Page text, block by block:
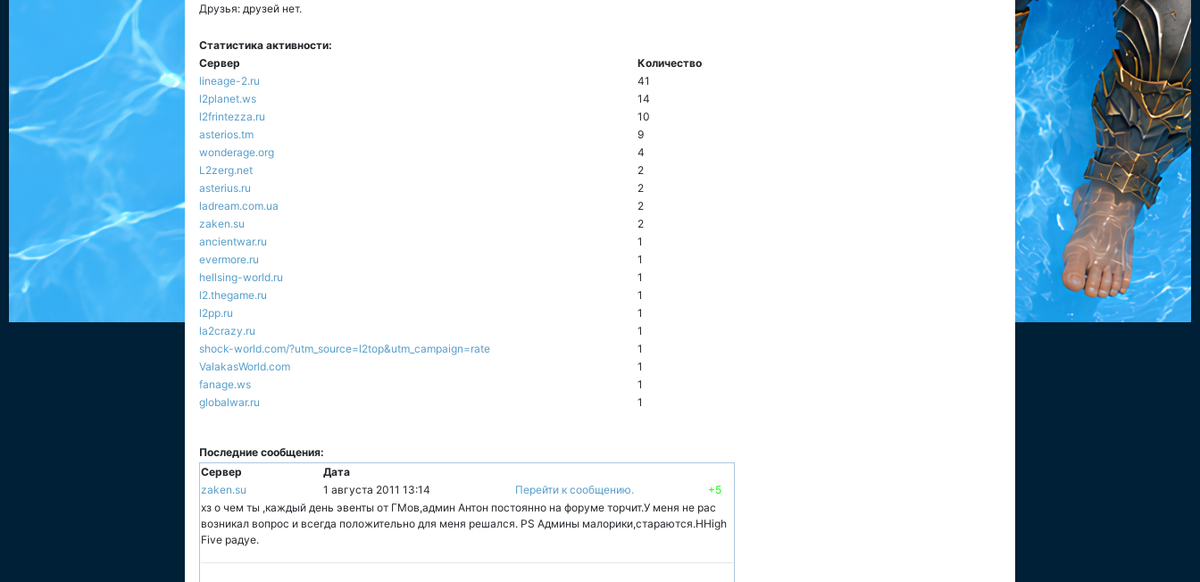
Друзья: друзей нет.
Статистика активности:
Сервер
Количество
lineage-2.ru
41
l2planet.ws
14
l2frintezza.ru
10
asterios.tm
9
wonderage.org
4
L2zerg.net
2
asterius.ru
2
ladream.com.ua
2
zaken.su
2
ancientwar.ru
1
evermore.ru
1
hellsing-world.ru
1
l2.thegame.ru
1
l2pp.ru
1
la2crazy.ru
1
shock-world.com/?utm_source=l2top&utm_campaign=rate
1
ValakasWorld.com
1
fanage.ws
1
globalwar.ru
1
Последние сообщения:
Сервер
Дата
zaken.su
1 августа 2011 13:14 Перейти к сообщению.
+5
хз о чем ты ,каждый день эвенты от ГМов,админ Антон постоянно на форуме торчит.У меня не рас
возникал вопрос и всегда положительно для меня решался. PS Админы малорики,стараются.HHigh
Five радуе.